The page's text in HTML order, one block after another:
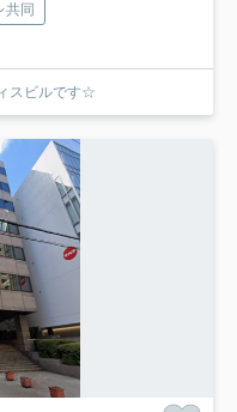
共同
スビルです☆